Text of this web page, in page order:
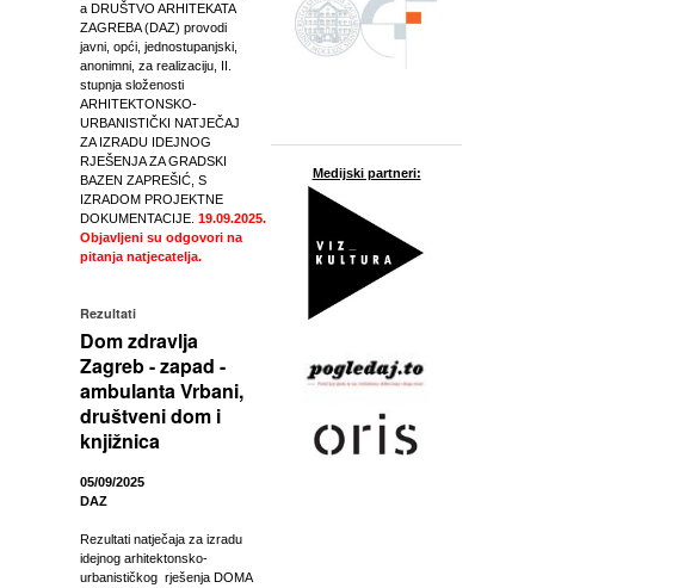
a DRUŠTVO ARHITEKATA
ZAGREBA (DAZ) provodi
javni, opći, jednostupanjski,
anonimni, za realizaciju, II.
stupnja složenosti
ARHITEKTONSKO-
URBANISTIČKI NATJEČAJ
ZA IZRADU IDEJNOG
RJEŠENJA ZA GRADSKI
BAZEN ZAPREŠIĆ, S
IZRADOM PROJEKTNE
DOKUMENTACIJE. 19.09.2025.
Objavljeni su odgovori na
pitanja natjecatelja.
Rezultati
Dom zdravlja
Zagreb - zapad -
ambulanta Vrbani,
društveni dom i
knjižnica
05/09/2025
DAZ
Rezultati natječaja za izradu
idejnog arhitektonsko-
urbanističkog rješenja DOMA
Medijski partneri: